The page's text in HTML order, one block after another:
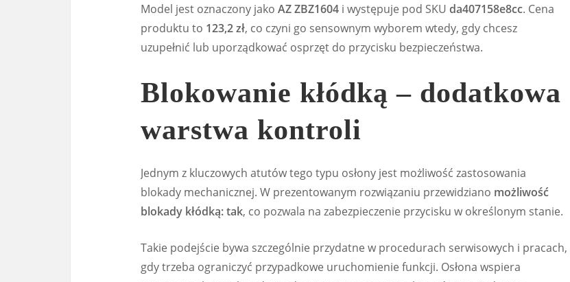
Model jest oznaczony jako AZ ZBZ1604 i występuje pod SKU da407158e8cc. Cena
produktu to 123,2 zł, co czyni go sensownym wyborem wtedy, gdy chcesz
uzupełnić lub uporządkować osprzęt do przycisku bezpieczeństwa.
Blokowanie kłódką – dodatkowa
warstwa kontroli
Jednym z kluczowych atutów tego typu osłony jest możliwość zastosowania
blokady mechanicznej. W prezentowanym rozwiązaniu przewidziano możliwość
blokady kłódką: tak, co pozwala na zabezpieczenie przycisku w określonym stanie.
Takie podejście bywa szczególnie przydatne w procedurach serwisowych i pracach,
gdy trzeba ograniczyć przypadkowe uruchomienie funkcji. Osłona wspiera